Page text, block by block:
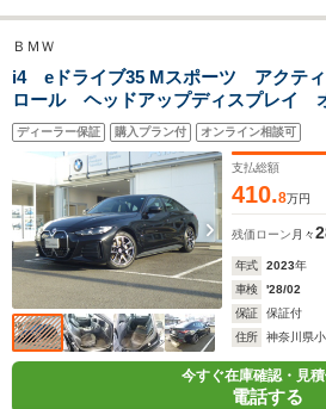
ＢＭＷ
i4 eドライブ35 Mスポーツ アクティ
ロール ヘッドアップディスプレイ
シートヒーター 電動シートメモリー
アクセス バックカメラ 前後センサ
シスト リバースアシスト
ディーラー保証 購入プラン付 オンライン相談可
支払総額
410.8万円
残価ローン 月々
年式 2023年
車検
'28/02
保証
保証付
住所
神奈川県
今すぐ在庫確認・見
電話する